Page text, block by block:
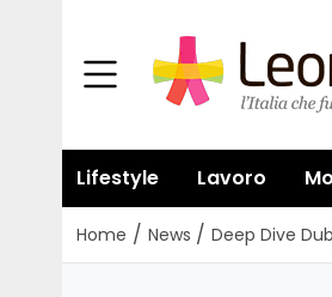
Lifestyle Lavoro
Home / News / Deep Dive